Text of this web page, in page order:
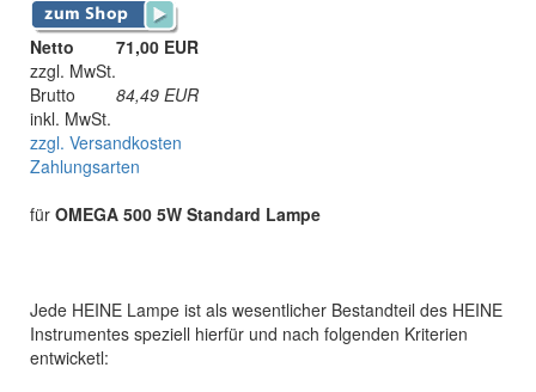
Netto
71,00 EUR
zzgl. MwSt.
Brutto
84,49 EUR
inkl. MwSt.
zzgl. Versandkosten
Zahlungsarten
für OMEGA 500 5W Standard Lampe
Jede HEINE Lampe ist als wesentlicher Bestandteil des HEINE
Instrumentes speziell hierfür und nach folgenden Kriterien
entwicketl: